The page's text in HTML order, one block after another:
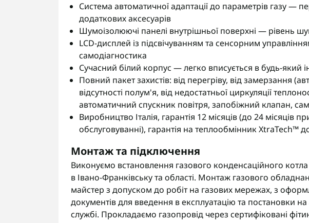
Система автоматичної адаптації до параметрів газу —
додаткових аксесуарів
Шумоізолюючі панелі внутрішньої поверхні — рівень
LCD-дисплей із підсвічуванням та сенсорним
самодіагностика
Сучасний білий корпус — легко вписується в будь-який
Повний пакет захистів: від перегріву, від замерзання
відсутності полум'я, від недостатньої циркуляції
автоматичний спускник повітря, запобіжний клапан,
Виробництво Італія, гарантія 12 місяців (до 24 місяців
обслуговуванні), гарантія на теплообмінник XtraTech™
Монтаж та підключення
Виконуємо встановлення газового конденсаційного
в Івано-Франківську та області. Монтаж газового
майстер з допуском до робіт на газових мережах, з
документів для введення в експлуатацію та постановки
службі. Прокладаємо газопровід через сертифіковані